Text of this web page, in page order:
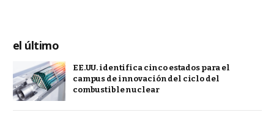
el último
EE.UU. identifica cinco estados para el
campus de innovación del ciclo del
combustible nuclear